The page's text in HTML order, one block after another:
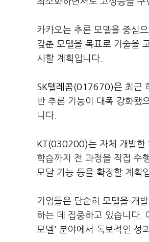
카카오는 추론 모델을 중심
갖춘 모델을 목표로 기술을
시할 계획입니다.
SK텔레콤(017670)은 최근
반 추론 기능이 대폭 강화됐
니다.
KT(030200)는 자체 개발
학습까지 전 과정을 직접 수
모달 기능 등을 확장할 계획
기업들은 단순히 모델을 개
하는 데 집중하고 있습니다.
모델' 분야에서 독보적인 성